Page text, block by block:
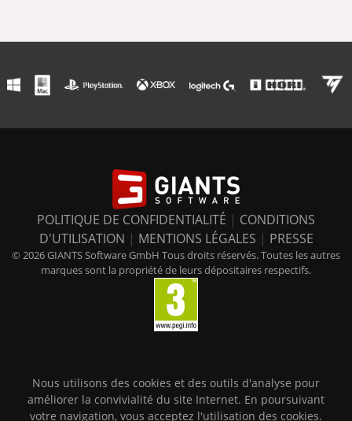
POLITIQUE DE CONFIDENTIALITÉ | CONDITIONS
D'UTILISATION | MENTIONS LÉGALES | PRESSE
© 2026 GIANTS Software GmbH Tous droits réservés. Toutes les autres
marques sont la propriété de leurs dépositaires respectifs.
Nous utilisons des cookies et des outils d'analyse pour
améliorer la convivialité du site Internet. En poursuivant
votre navigation, vous acceptez l'utilisation des cookies.